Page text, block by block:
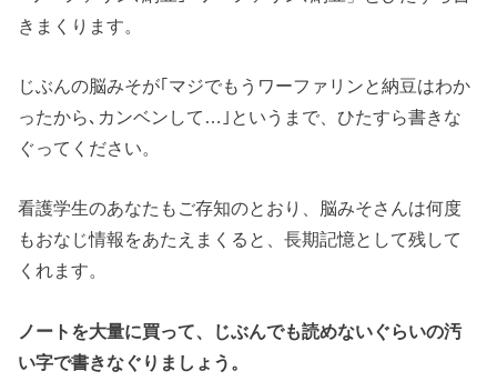
きまくります。
じぶんの脳みそが｢マジでもうワーファリンと納豆はわか
ったから､カンベンして…｣というまで、ひたすら書きな
ぐってください。
看護学生のあなたもご存知のとおり、脳みそさんは何度
もおなじ情報をあたえまくると、長期記憶として残して
くれます。
ノートを大量に買って、じぶんでも読めないぐらいの汚
い字で書きなぐりましょう。